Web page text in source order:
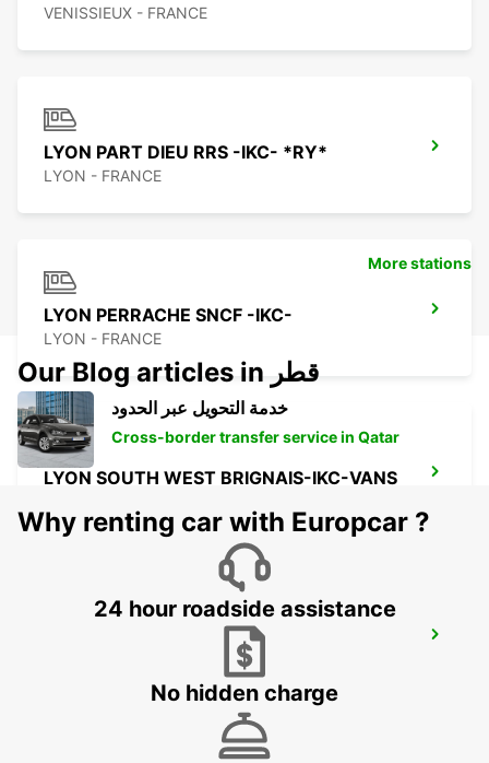
VENISSIEUX - FRANCE
LYON PART DIEU RRS -IKC- *RY*
LYON - FRANCE
LYON PERRACHE SNCF -IKC-
LYON - FRANCE
LYON SOUTH WEST BRIGNAIS-IKC-VANS
VILLEFRANCHE SUR SAONE -IKC-
VILLEFRANCHE SUR SAONE - FRANCE
More stations
Our Blog articles in قطر
خدمة التحويل عبر الحدود
Cross-border transfer service in Qatar
Why renting car with Europcar ?
24 hour roadside assistance
No hidden charge